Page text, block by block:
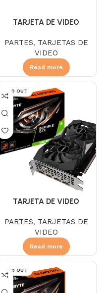
TARJETA DE VIDEO
DDR3
PARTES, TARJETAS DE
VIDEO
Read more
SOLD OUT
TARJETA DE VIDEO
6GB DDR6 WINDFORCE OC
PARTES, TARJETAS DE
VIDEO
Read more
SOLD OUT